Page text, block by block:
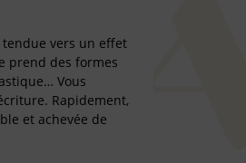
vers un effet
prend des formes
Vous
Rapidement,
et achevée de